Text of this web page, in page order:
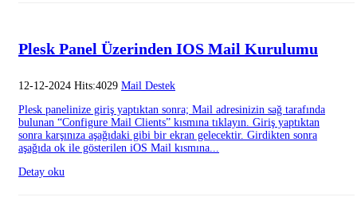
Plesk Panel Üzerinden IOS Mail Kurulumu
12-12-2024 Hits:4029 Mail Destek
Plesk panelinize giriş yaptıktan sonra; Mail adresinizin sağ tarafında
bulunan “Configure Mail Clients” kısmına tıklayın. Giriş yaptıktan
sonra karşınıza aşağıdaki gibi bir ekran gelecektir. Girdikten sonra
aşağıda ok ile gösterilen iOS Mail kısmına...
Detay oku